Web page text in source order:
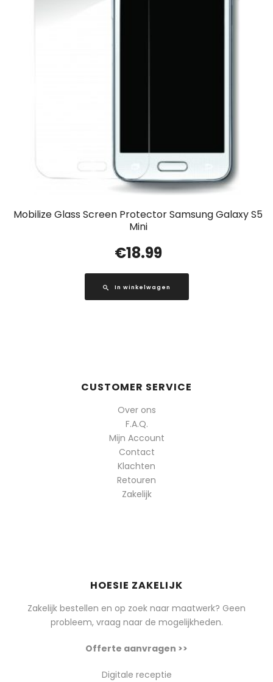
Mobilize Glass Screen Protector Samsung Galaxy S5
Mini
€18.99
In winkelwagen
CUSTOMER SERVICE
Over ons
F.A.Q.
Mijn Account
Contact
Klachten
Retouren
Zakelijk
HOESIE ZAKELIJK
Zakelijk bestellen en op zoek naar maatwerk? Geen
probleem, vraag naar de mogelijkheden.
Offerte aanvragen >>
Digitale receptie